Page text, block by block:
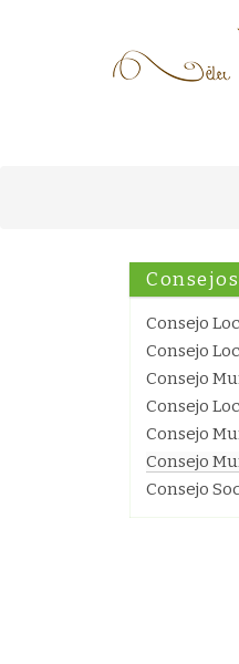
Consejo
Consejo
Consejo
Consejo
Consejo
Consejo
Consejo